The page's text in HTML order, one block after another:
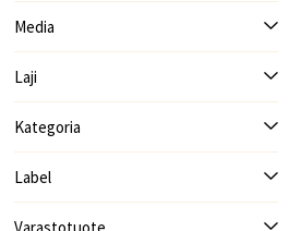
Media
Laji
Kategoria
Label